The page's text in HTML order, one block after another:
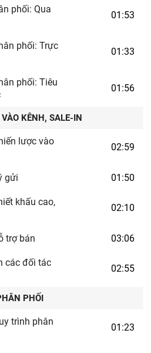
phối: Qua
01:53
phối: Trực
01:33
phối: Tiêu
01:56
KÊNH, SALE-IN
lược vào
02:59
gửi 01:50
khấu cao,
02:10
trợ bán 03:06
các đối tác
02:55
PHỐI
trình phân
01:23